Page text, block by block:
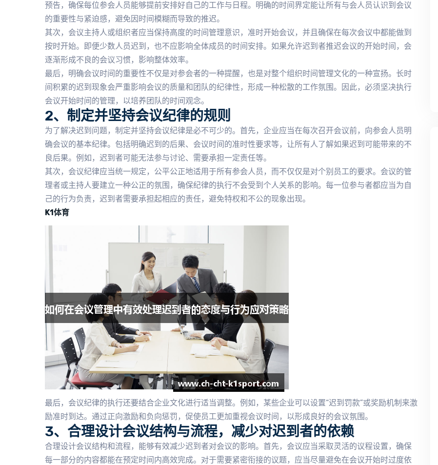
预告，确保每位参会人员能够提前安排好自己的工作与日程。明确的时间界定能让所有与会人员认识到会议
的重要性与紧迫感，避免因时间模糊而导致的推迟。
其次，会议主持人或组织者应当保持高度的时间管理意识，准时开始会议，并且确保在每次会议中都能做到
按时开始。即便少数人员迟到，也不应影响全体成员的时间安排。如果允许迟到者推迟会议的开始时间，会
逐渐形成不良的会议习惯，影响整体效率。
最后，明确会议时间的重要性不仅是对参会者的一种提醒，也是对整个组织时间管理文化的一种宣扬。长时
间积累的迟到现象会严重影响会议的质量和团队的纪律性，形成一种松散的工作氛围。因此，必须坚决执行
会议开始时间的管理，以培养团队的时间观念。
2、制定并坚持会议纪律的规则
为了解决迟到问题，制定并坚持会议纪律是必不可少的。首先，企业应当在每次召开会议前，向参会人员明
确会议的基本纪律。包括明确迟到的后果、会议时间的准时性要求等，让所有人了解如果迟到可能带来的不
良后果。例如，迟到者可能无法参与讨论、需要承担一定责任等。
其次，会议纪律应当统一规定，公平公正地适用于所有参会人员，而不仅仅是对个别员工的要求。会议的管
理者或主持人要建立一种公正的氛围，确保纪律的执行不会受到个人关系的影响。每一位参与者都应当为自
己的行为负责，迟到者需要承担起相应的责任，避免特权和不公的现象出现。
K1体育
最后，会议纪律的执行还要结合企业文化进行适当调整。例如，某些企业可以设置“迟到罚款”或奖励机制来激
励准时到达。通过正向激励和负向惩罚，促使员工更加重视会议时间，以形成良好的会议氛围。
3、合理设计会议结构与流程，减少对迟到者的依赖
合理设计会议结构和流程，能够有效减少迟到者对会议的影响。首先，会议应当采取灵活的议程设置，确保
每一部分的内容都能在预定时间内高效完成。对于需要紧密衔接的议题，应当尽量避免在会议开始时过度依